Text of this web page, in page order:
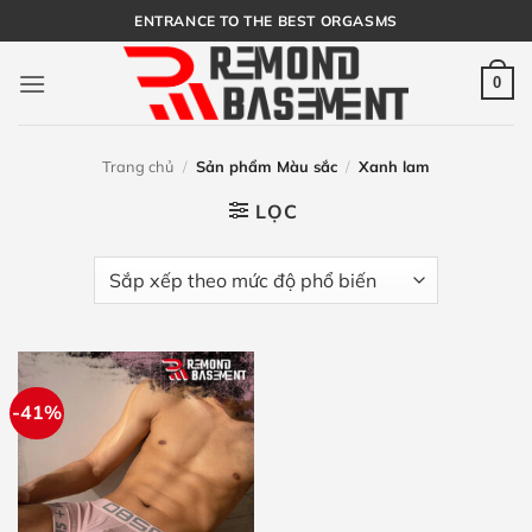
qua
nội
ENTRANCE TO THE BEST ORGASMS
0
Trang chủ / Sản phẩm Màu sắc / Xanh lam
LỌC
-41%